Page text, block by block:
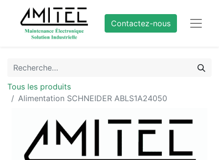
Contactez-nous
Tous les produits
Alimentation SCHNEIDER ABLS1A24050